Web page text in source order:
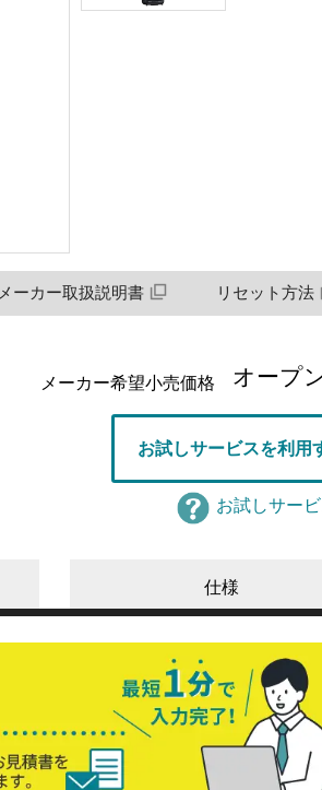
メーカー取扱説明書 リセット方法
メーカー希望小売価格 オープ
お試しサービスを利用
お試しサー
仕様